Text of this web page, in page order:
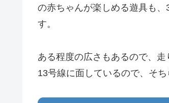
の赤ちゃんが楽しめる遊具も
す。
ある程度の広さもあるので、
13号線に面しているので、そ